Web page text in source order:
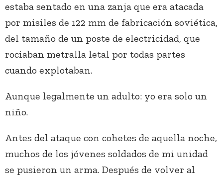
estaba sentado en una zanja que era atacada
por misiles de 122 mm de fabricación soviética,
del tamaño de un poste de electricidad, que
rociaban metralla letal por todas partes
cuando explotaban.
Aunque legalmente un adulto: yo era solo un
niño.
Antes del ataque con cohetes de aquella noche,
muchos de los jóvenes soldados de mi unidad
se pusieron un arma. Después de volver al